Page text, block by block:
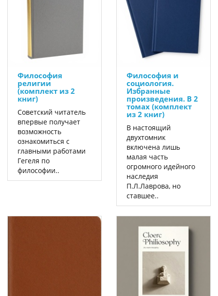
Философия
религии
(комплект из 2
книг)
Советский читатель
впервые получает
возможность
ознакомиться с
главными работами
Гегеля по
философии..
Философия и
социология.
Избранные
произведения. В 2
томах (комплект
из 2 книг)
В настоящий
двухтомник
включена лишь
малая часть
огромного идейного
наследия
П.Л.Лаврова, но
ставшее..